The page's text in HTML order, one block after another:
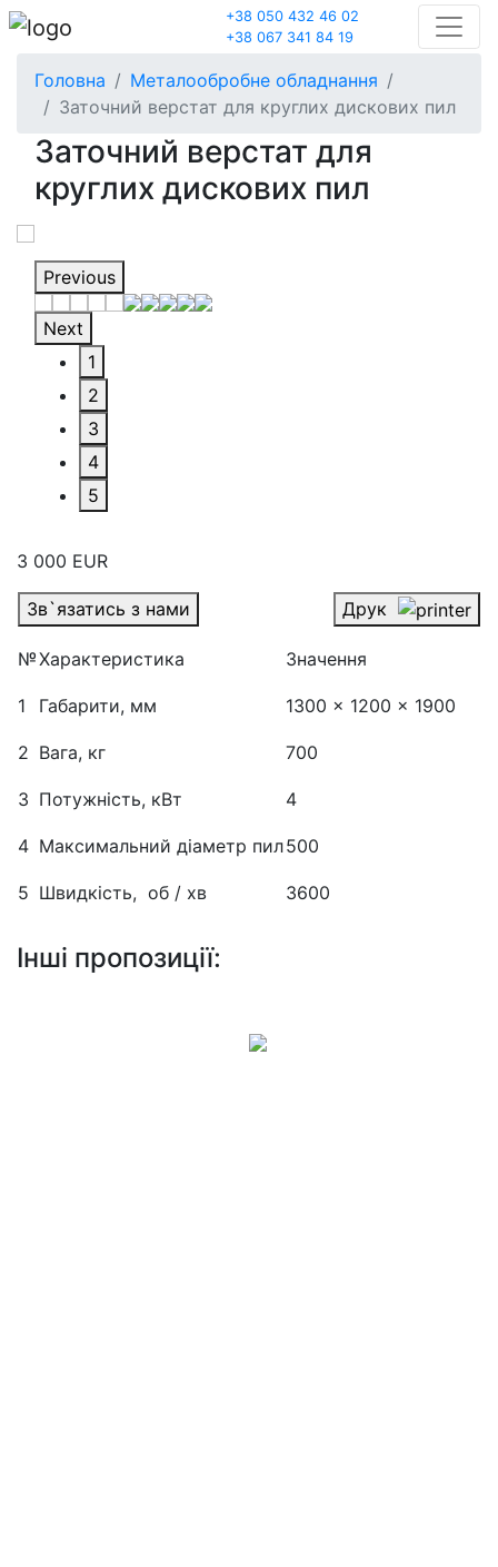
+38 050 432 46 02
+38 067 341 84 19
Головна
Металообробне обладнання
Заточний верстат для круглих дискових пил
Заточний верстат для
круглих дискових пил
Previous
Next
1
2
3
4
5
3 000 EUR
Зв`язатись з нами Друк
№Характеристика Значення
1 Габарити, мм 1300 x 1200 x 1900
2 Вага, кг 700
3 Потужність, кВт 4
4 Максимальний діаметр пил500
5 Швидкість, об / хв 3600
Інші пропозиції: